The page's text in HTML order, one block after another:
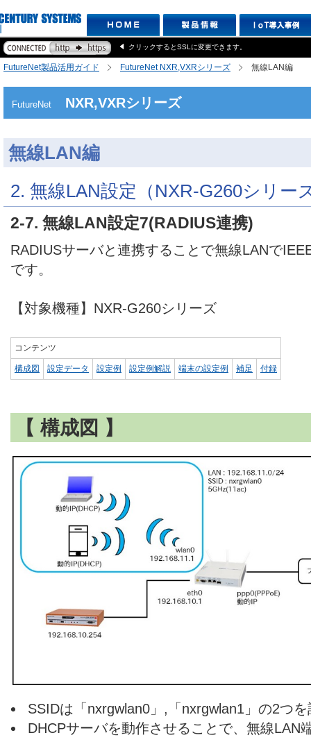
クリックするとSSLに変更できます。
FutureNet製品活用ガイド FutureNet NXR,VXRシリーズ 無線LAN編
FutureNet NXR,VXRシリーズ
無線LAN編
2. 無線LAN設定（NXR-G260シリー
2-7. 無線LAN設定7(RADIUS連携)
RADIUSサーバと連携することで無線LANで
です。
【対象機種】NXR-G260シリーズ
コンテンツ
構成図 設定データ 設定例 設定例解説 端末の設定例 補足 付録
【 構成図 】
SSIDは「nxrgwlan0」,「nxrgwlan1」の2つ
DHCPサーバを動作させることで、無線LAN